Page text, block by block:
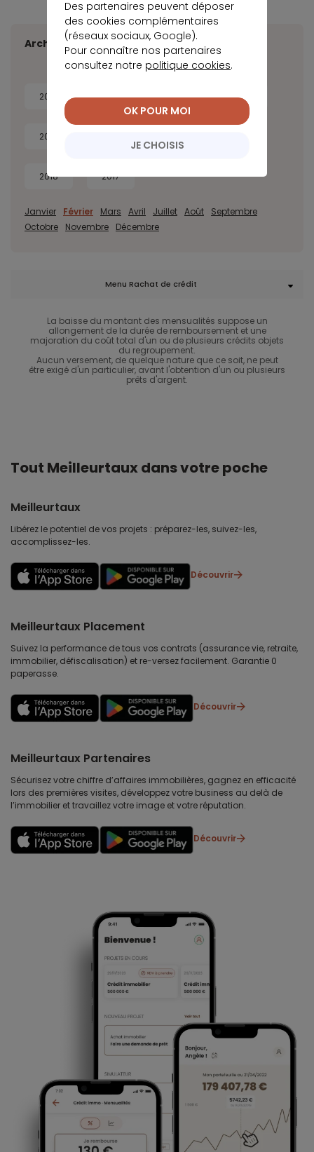
Archives
2026 2025 2024 2023
2022
2018 2017
Janvier Février Mars Avril Juillet Août
Septembre
Octobre
Novembre Décembre
Menu Rachat de crédit
La baisse du montant des mensualités suppose un
allongement de la durée de remboursement et une
majoration du coût total d'un ou de plusieurs crédits objets
du regroupement.
Aucun versement, de quelque nature que ce soit, ne peut
être exigé d'un particulier, avant l'obtention d'un ou plusieurs
prêts d'argent.
Tout Meilleurtaux dans votre poche
Meilleurtaux
Libérez le potentiel de vos projets : préparez-les, suivez-les,
accomplissez-les.
Découvrir
Meilleurtaux Placement
Suivez la performance de tous vos contrats (assurance vie, retraite,
immobilier, défiscalisation) et re-versez facilement. Garantie 0
paperasse.
Découvrir
Meilleurtaux Partenaires
Sécurisez votre chiffre d’affaires immobilières, gagnez en efficacité
lors des premières visites, développez votre business au delà de
l’immobilier et travaillez votre image et votre réputation.
Découvrir
Des partenaires peuvent déposer
des cookies complémentaires
(réseaux sociaux, Google).
Pour connaître nos partenaires
consultez notre politique cookies.
JE CHOISIS
OK POUR MOI